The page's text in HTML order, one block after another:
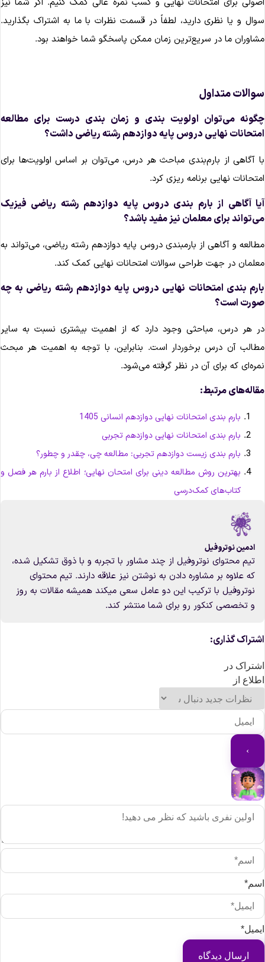
و یا نظری دارید، لطفاً در قسمت نظرات با ما به اشتراک بگذارید.
ما در سریع‌ترین زمان ممکن پاسخگو شما خواهند بود.
متداول
می‌توان اولویت بندی و زمان بندی درست برای مطالعه
نهایی دروس پایه دوازدهم رشته ریاضی داشت؟
آگاهی از بارم‌بندی مباحث هر درس، می‌توان بر اساس اولویت‌ها برای
نهایی برنامه ریزی کرد.
آگاهی از بارم بندی دروس پایه دوازدهم رشته ریاضی فیزیک
برای معلمان نیز مفید باشد؟
مطالعه و آگاهی از بارم‎بندی دروس پایه دوازدهم رشته ریاضی، می‌تواند به
در جهت طراحی سوالات امتحانات نهایی کمک کند.
بندی امتحانات نهایی دروس پایه دوازدهم رشته ریاضی به چه
است؟
هر درس، مباحثی وجود دارد که از اهمیت بیشتری نسبت به سایر
آن درس برخوردار است. بنابراین، با توجه به اهمیت هر مبحث
که برای آن در نظر گرفته می‌شود.
مرتبط:
بارم بندی امتحانات نهایی دوازدهم انسانی 1405
بارم بندی امتحانات نهایی دوازدهم تجربی
بارم بندی زیست دوازدهم تجربی: مطالعه چی، چقدر و چطور؟
بهترین روش مطالعه دینی برای امتحان نهایی؛ اطلاع از بارم هر فصل و
کتاب‌های کمک‌درسی
ادمین نوتروفیل
تیم محتوای نوتروفیل از چند مشاور با تجربه و با ذوق تشکیل شده،
که علاوه بر مشاوره دادن به نوشتن نیز علاقه دارند. تیم محتوای
نوتروفیل با ترکیب این دو عامل سعی میکند همیشه مقالات به روز
و تخصصی کنکور رو برای شما منتشر کند.
گذاری:
در
از